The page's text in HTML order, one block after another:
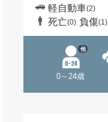
軽自動車(2)
死亡(0) 負傷(1)
0～24歳
他